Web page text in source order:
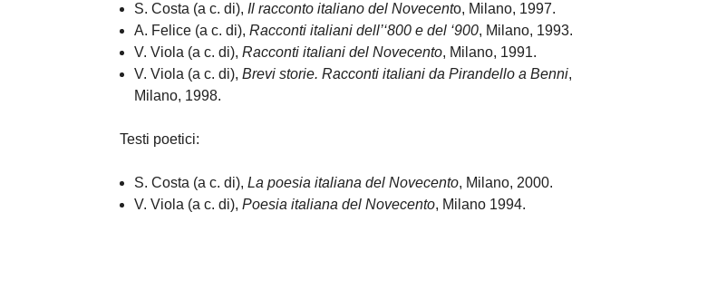
S. Costa (a c. di), Il racconto italiano del Novecento, Milano, 1997.
A. Felice (a c. di), Racconti italiani dell’‘800 e del ‘900, Milano, 1993.
V. Viola (a c. di), Racconti italiani del Novecento, Milano, 1991.
V. Viola (a c. di), Brevi storie. Racconti italiani da Pirandello a Benni,
Milano, 1998.
Testi poetici:
S. Costa (a c. di), La poesia italiana del Novecento, Milano, 2000.
V. Viola (a c. di), Poesia italiana del Novecento, Milano 1994.